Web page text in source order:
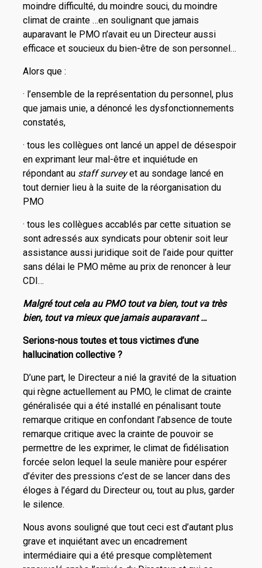
moindre difficulté, du moindre souci, du moindre
climat de crainte …en soulignant que jamais
auparavant le PMO n’avait eu un Directeur aussi
efficace et soucieux du bien-être de son personnel…
Alors que :
· l’ensemble de la représentation du personnel, plus
que jamais unie, a dénoncé les dysfonctionnements
constatés,
· tous les collègues ont lancé un appel de désespoir
en exprimant leur mal-être et inquiétude en
répondant au staff surveyet au sondage lancé en
tout dernier lieu à la suite de la réorganisation du
PMO
· tous les collègues accablés par cette situation se
sont adressés aux syndicats pour obtenir soit leur
assistance aussi juridique soit de l’aide pour quitter
sans délai le PMO même au prix de renoncer à leur
CDI…
Malgré tout cela au PMO tout va bien, tout va très
bien, tout va mieux que jamais auparavant …
Serions-nous toutes et tous victimes d’une
hallucination collective ?
D’une part, le Directeur a nié la gravité de la situation
qui règne actuellement au PMO, le climat de crainte
généralisée qui a été installé en pénalisant toute
remarque critique en confondant l’absence de toute
remarque critique avec la crainte de pouvoir se
permettre de les exprimer, le climat de fidélisation
forcée selon lequel la seule manière pour espérer
d’éviter des pressions c’est de se lancer dans des
éloges à l’égard du Directeur ou, tout au plus, garder
le silence.
Nous avons souligné que tout ceci est d’autant plus
grave et inquiétant avec un encadrement
intermédiaire qui a été presque complètement